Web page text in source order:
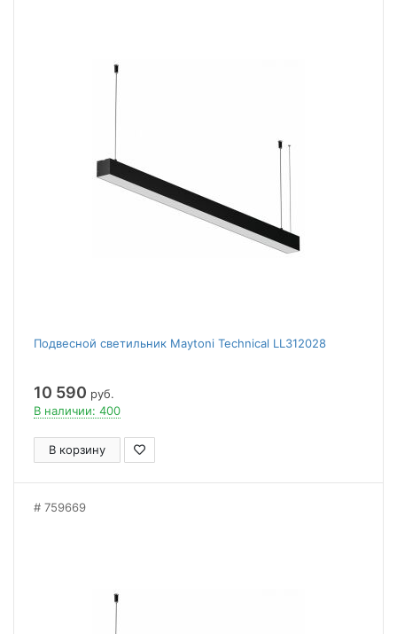
Подвесной светильник Maytoni Technical LL312028
10 590 руб.
В наличии: 400
В корзину
759669